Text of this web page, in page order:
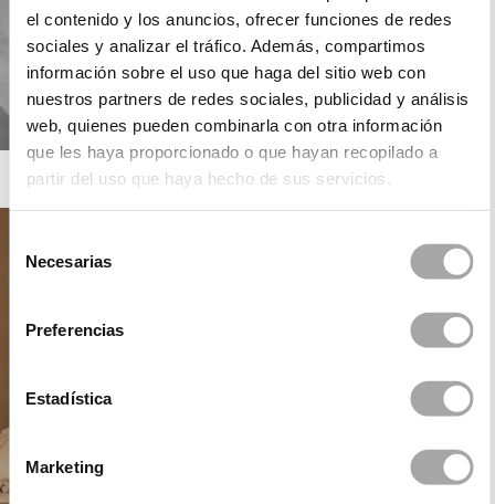
el contenido y los anuncios, ofrecer funciones de redes
sociales y analizar el tráfico. Además, compartimos
información sobre el uso que haga del sitio web con
nuestros partners de redes sociales, publicidad y análisis
web, quienes pueden combinarla con otra información
que les haya proporcionado o que hayan recopilado a
partir del uso que haya hecho de sus servicios.
Necesarias
Preferencias
Estadística
Marketing
ROSA CLARÁ SOFT